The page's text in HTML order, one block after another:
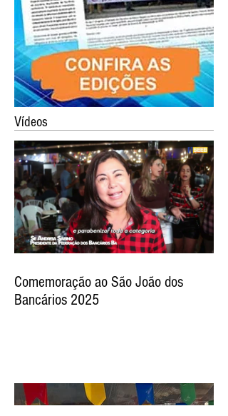
Vídeos
Comemoração ao São João dos
Bancários 2025